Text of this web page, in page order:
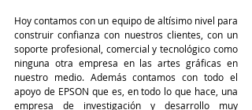
Hoy contamos con un equipo de altísimo nivel para
construir confianza con nuestros clientes, con un
soporte profesional, comercial y tecnológico como
ninguna otra empresa en las artes gráficas en
nuestro medio. Además contamos con todo el
apoyo de EPSON que es, en todo lo que hace, una
empresa de investigación y desarrollo muy